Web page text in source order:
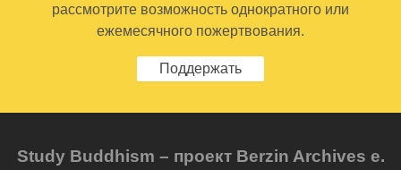
рассмотрите возможность однократного или
ежемесячного пожертвования.
Поддержать
Study Buddhism – проект Berzin Archives e.